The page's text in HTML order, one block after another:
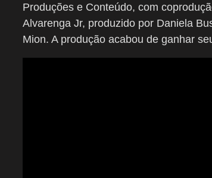
Produções e Conteúdo, com
Alvarenga Jr, produzido por Daniela
Mion. A produção acabou de ganhar